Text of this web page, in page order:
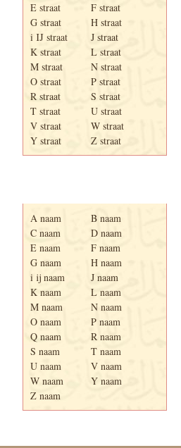
E straat
F straat
G straat
H straat
i IJ straat
J straat
K straat
L straat
M straat
N straat
O straat
P straat
R straat
S straat
T straat
U straat
V straat
W straat
Y straat
Z straat
A naam
B naam
C naam
D naam
E naam
F naam
G naam
H naam
i ij naam
J naam
K naam
L naam
M naam
N naam
O naam
P naam
Q naam
R naam
S naam
T naam
U naam
V naam
W naam
Y naam
Z naam